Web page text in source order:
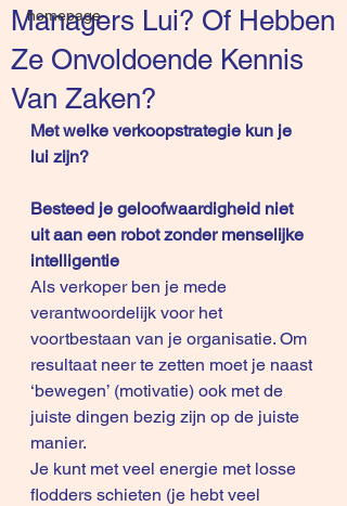
homepage
Managers Lui? Of Hebben
Ze Onvoldoende Kennis
Van Zaken?
Met welke verkoopstrategie kun je
lui zijn?
Besteed je geloofwaardigheid niet
uit aan een robot zonder menselijke
intelligentie
Als verkoper ben je mede
verantwoordelijk voor het
voortbestaan van je organisatie. Om
resultaat neer te zetten moet je naast
‘bewegen’ (motivatie) ook met de
juiste dingen bezig zijn op de juiste
manier.
Je kunt met veel energie met losse
flodders schieten (je hebt veel